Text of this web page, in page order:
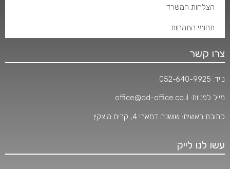
הצלחות המשרד
תחומי התמחות
צרו קשר
נייד: 052-640-9925
מייל לפניות: office@dd-office.co.il
כתובת ראשית: שושנה דמארי 4, קרית מוצקין
עשו לנו לייק